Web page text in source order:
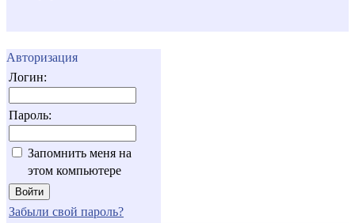
Авторизация
Логин:
Пароль:
Запомнить меня на
этом компьютере
Забыли свой пароль?